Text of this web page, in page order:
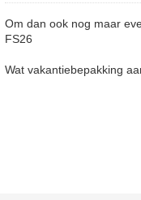
Om dan ook nog maar
FS26
Wat vakantiebepakking